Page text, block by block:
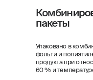
пакеты
Упаковано в
фольги и
продукта при
60 % и